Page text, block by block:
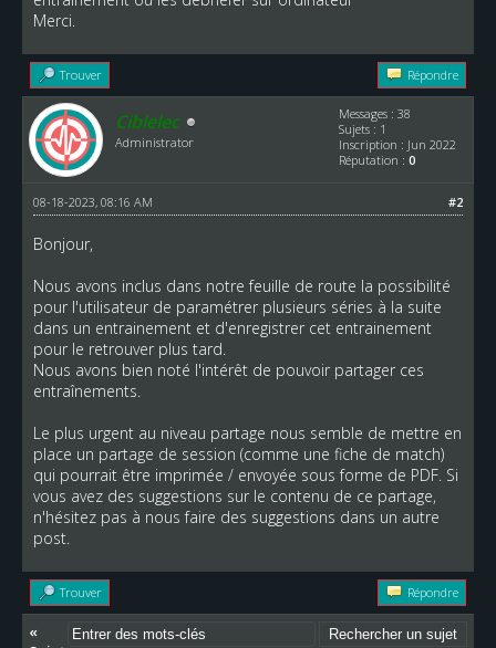
Merci.
Trouver Répondre
Ciblelec
Administrator
Messages : 38
Sujets : 1
Inscription : Jun 2022
Réputation : 0
#2
08-18-2023, 08:16 AM
Bonjour,
Nous avons inclus dans notre feuille de route la possibilité
pour l'utilisateur de paramétrer plusieurs séries à la suite
dans un entrainement et d'enregistrer cet entrainement
pour le retrouver plus tard.
Nous avons bien noté l'intérêt de pouvoir partager ces
entraînements.
Le plus urgent au niveau partage nous semble de mettre en
place un partage de session (comme une fiche de match)
qui pourrait être imprimée / envoyée sous forme de PDF. Si
vous avez des suggestions sur le contenu de ce partage,
n'hésitez pas à nous faire des suggestions dans un autre
post.
Trouver Répondre
«